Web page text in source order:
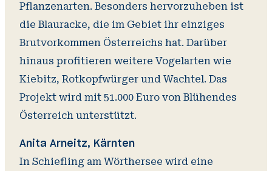
Pflanzenarten. Besonders hervorzuheben ist
die Blauracke, die im Gebiet ihr einziges
Brutvorkommen Österreichs hat. Darüber
hinaus profitieren weitere Vogelarten wie
Kiebitz, Rotkopfwürger und Wachtel. Das
Projekt wird mit 51.000 Euro von Blühendes
Österreich unterstützt.
Anita Arneitz, Kärnten
In Schiefling am Wörthersee wird eine